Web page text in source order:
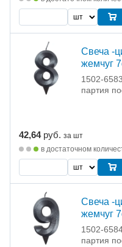
Свеча -
жемчуг
1502-
партия
42,64 руб. за шт
в достаточном
Свеча -
жемчуг
1502-
партия